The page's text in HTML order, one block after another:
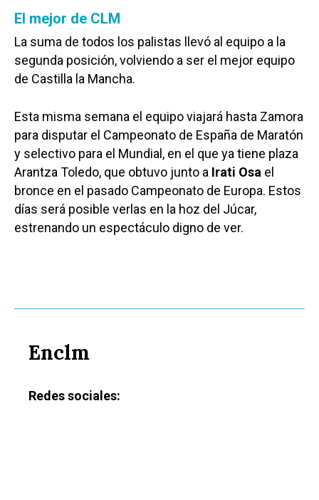
El mejor de CLM
La suma de todos los palistas llevó al equipo a la
segunda posición, volviendo a ser el mejor equipo
de Castilla la Mancha.
Esta misma semana el equipo viajará hasta Zamora
para disputar el Campeonato de España de Maratón
y selectivo para el Mundial, en el que ya tiene plaza
Arantza Toledo, que obtuvo junto a Irati Osa el
bronce en el pasado Campeonato de Europa. Estos
días será posible verlas en la hoz del Júcar,
estrenando un espectáculo digno de ver.
Enclm
Redes sociales: